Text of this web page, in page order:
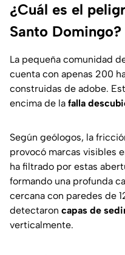
¿Cuál es el
Santo Domingo?
La pequeña comunidad
cuenta con apenas 200
construidas de adobe.
encima de la falla
Según geólogos, la
provocó marcas visibles
ha filtrado por estas
formando una profunda
cercana con paredes de
detectaron capas de
verticalmente.